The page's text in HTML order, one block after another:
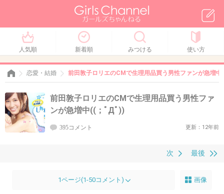
人気順 新着順 みつける 使い方
恋愛・結婚 前田敦子ロリエのCMで生理用品買う男性ファンが急増
前田敦子ロリエのCMで生理用品買う男性ファ
ンが急増中((；ﾟДﾟ))
395コメント 更新：12年前
最後
次
1ページ(1-50コメント) 画像